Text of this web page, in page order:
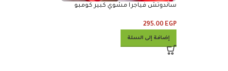
ساندوتش فياجرا مشوي كبير كومبو
295.00 EGP
إضافة إلى السلة